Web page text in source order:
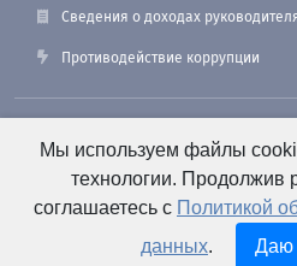
Сведения о доходах
Противодействие коррупции
190121, Санкт-Петербург, ул.
+7 (812) 495-26-48 Оперативный
e-mail:
Мы используем файлы
технологии. Продолжив
соглашаетесь с Политикой
данных. Даю